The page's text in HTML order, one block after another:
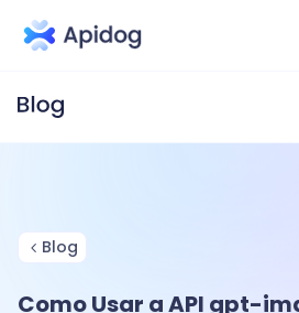
Blog
Como Usar a API gpt-